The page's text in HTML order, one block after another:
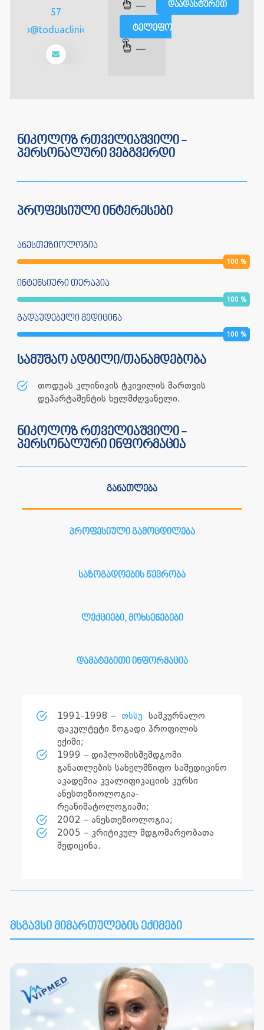
57
Info@toduaclinic.ge
—
ტელეფონით
—
ნიკოლოზ რთველიაშვილი -
პერსონალური ვებგვერდი
პროფესიული ინტერესები
ანესთეზიოლოგია
100 %
ინტენსიური თერაპია
100 %
გადაუდებელი მედიცინა
100 %
სამუშაო ადგილი/თანამდებობა
თოდუას კლინიკის ტკივილის მართვის
დეპარტამენტის ხელმძღვანელი.
ნიკოლოზ რთველიაშვილი -
პერსონალური ინფორმაცია
განათლება
პროფესიული გამოცდილება
საზოგადოების წევრობა
ლექციები, მოხსენებები
დამატებითი ინფორმაცია
1991-1998 – თსსუ
სამკურნალო
ფაკულტეტი ზოგადი პროფილის
ექიმი;
1999 – დიპლომისშემდგომი
განათლების სახელმწიფო სამედიცინო
აკადემია კვალიფიკაციის კურსი
ანესთეზიოლოგია-
რეანიმატოლოგიაში;
2002 – ანესთეზიოლოგია;
2005 – კრიტიკულ მდგომარეობათა
მედიცინა.
მსგავსი მიმართულების ექიმები